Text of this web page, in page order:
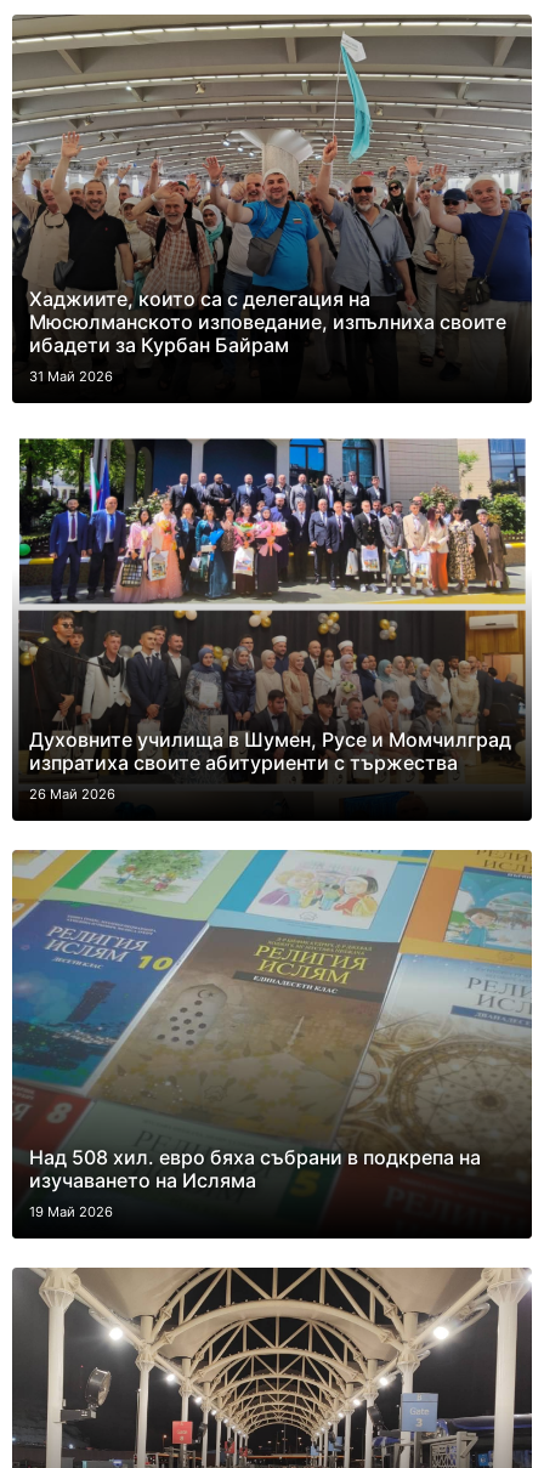
Хаджиите, които са с делегация на
Мюсюлманското изповедание, изпълниха своите
ибадети за Курбан Байрам
31 Май 2026
Духовните училища в Шумен, Русе и Момчилград
изпратиха своите абитуриенти с тържества
26 Май 2026
Над 508 хил. евро бяха събрани в подкрепа на
изучаването на Исляма
19 Май 2026